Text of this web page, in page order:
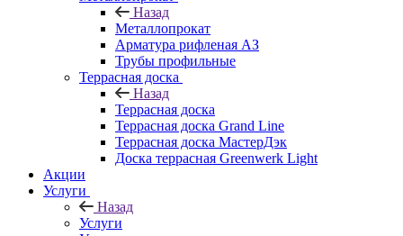
Назад
Металлопрокат
Арматура рифленая АЗ
Трубы профильные
Террасная доска
Назад
Террасная доска
Террасная доска Grand Line
Террасная доска МастерДэк
Доска террасная Greenwerk Light
Акции
Услуги
Назад
Услуги